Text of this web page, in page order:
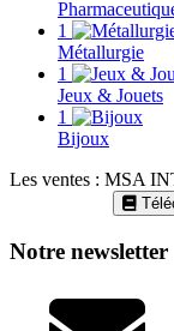
1
Métallurgie
1
Jeux & Jouets
1
Bijoux
Les ventes : MSA
Notre newsletter